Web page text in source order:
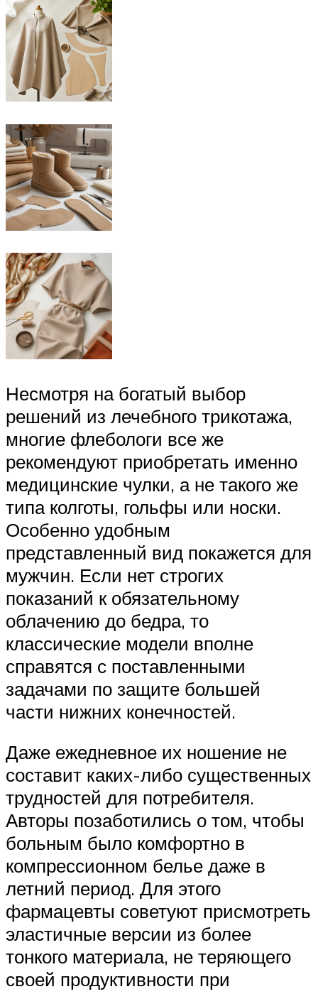
Несмотря на богатый выбор
решений из лечебного трикотажа,
многие флебологи все же
рекомендуют приобретать именно
медицинские чулки, а не такого же
типа колготы, гольфы или носки.
Особенно удобным
представленный вид покажется для
мужчин. Если нет строгих
показаний к обязательному
облачению до бедра, то
классические модели вполне
справятся с поставленными
задачами по защите большей
части нижних конечностей.
Даже ежедневное их ношение не
составит каких-либо существенных
трудностей для потребителя.
Авторы позаботились о том, чтобы
больным было комфортно в
компрессионном белье даже в
летний период. Для этого
фармацевты советуют присмотреть
эластичные версии из более
тонкого материала, не теряющего
своей продуктивности при